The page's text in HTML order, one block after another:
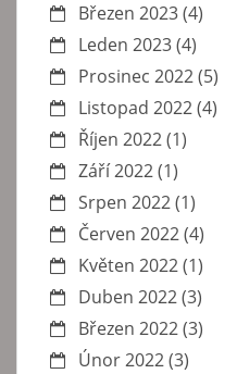
Březen 2023(4)
Leden 2023(4)
Prosinec 2022(5)
Listopad 2022(4)
Říjen 2022(1)
Září 2022(1)
Srpen 2022(1)
Červen 2022(4)
Květen 2022(1)
Duben 2022(3)
Březen 2022(3)
Únor 2022(3)